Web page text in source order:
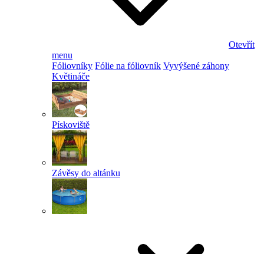
Otevřít
menu
Fóliovníky Fólie na fóliovník Vyvýšené záhony
Květináče
Pískoviště
Závěsy do altánku